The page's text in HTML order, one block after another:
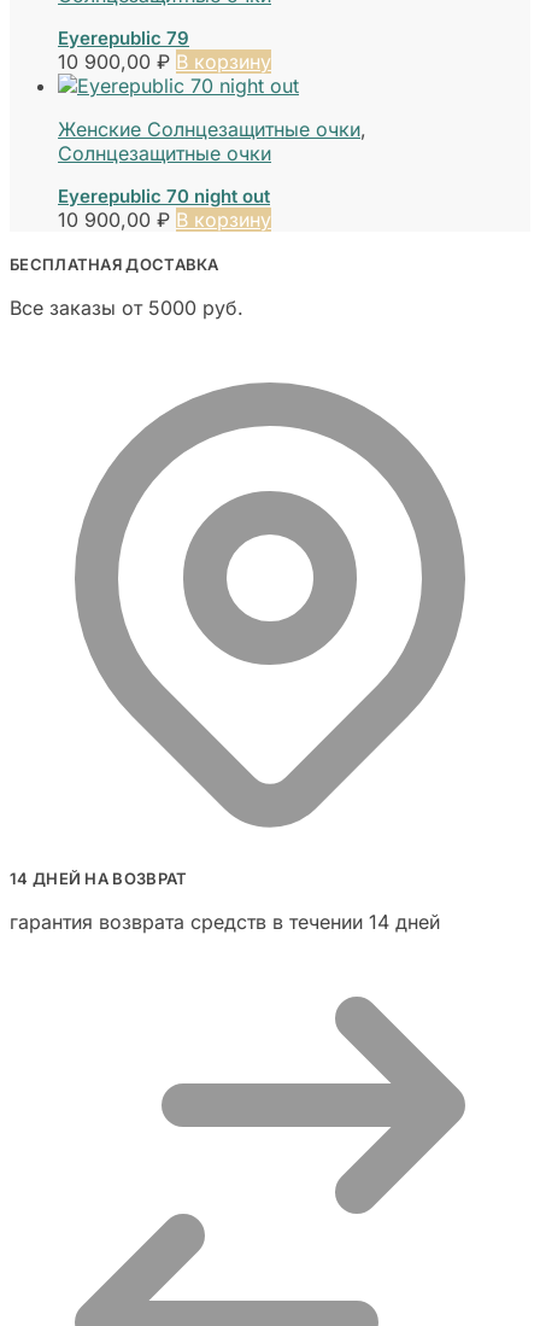
Eyerepublic 79
10 900,00 ₽ В корзину
Женские Солнцезащитные очки,
Солнцезащитные очки
Eyerepublic 70 night out
10 900,00 ₽ В корзину
БЕСПЛАТНАЯ ДОСТАВКА
Все заказы от 5000 руб.
14 ДНЕЙ НА ВОЗВРАТ
гарантия возврата средств в течении 14 дней